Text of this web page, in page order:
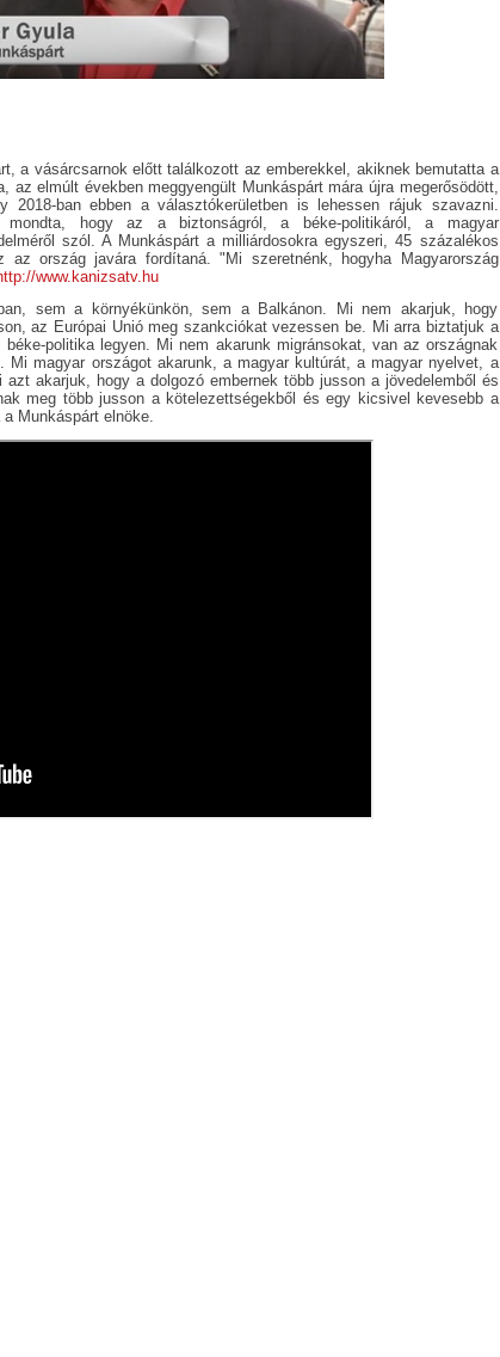
a vásárcsarnok előtt találkozott az emberekkel, akiknek bemutatta a
az elmúlt években meggyengült Munkáspárt mára újra megerősödött,
2018-ban ebben a választókerületben is lehessen rájuk szavazni.
mondta, hogy az a biztonságról, a béke-politikáról, a magyar
szól. A Munkáspárt a milliárdosokra egyszeri, 45 százalékos
ország javára fordítaná. "Mi szeretnénk, hogyha Magyarország
www.kanizsatv.hu
sem a környékünkön, sem a Balkánon. Mi nem akarjuk, hogy
az Európai Unió meg szankciókat vezessen be. Mi arra biztatjuk a
politika legyen. Mi nem akarunk migránsokat, van az országnak
Mi magyar országot akarunk, a magyar kultúrát, a magyar nyelvet, a
akarjuk, hogy a dolgozó embernek több jusson a jövedelemből és
meg több jusson a kötelezettségekből és egy kicsivel kevesebb a
Munkáspárt elnöke.